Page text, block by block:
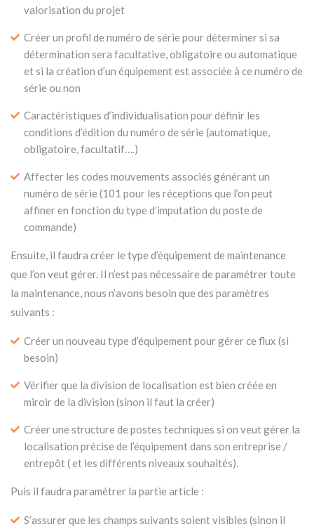
valorisation du projet
Créer un profil de numéro de série pour déterminer si sa
détermination sera facultative, obligatoire ou automatique
et si la création d’un équipement est associée à ce numéro de
série ou non
Caractéristiques d’individualisation pour définir les
conditions d’édition du numéro de série (automatique,
obligatoire, facultatif….)
Affecter les codes mouvements associés générant un
numéro de série (101 pour les réceptions que l’on peut
affiner en fonction du type d’imputation du poste de
commande)
Ensuite, il faudra créer le type d’équipement de maintenance
que l’on veut gérer. Il n’est pas nécessaire de paramétrer toute
la maintenance, nous n’avons besoin que des paramètres
suivants :
Créer un nouveau type d’équipement pour gérer ce flux (si
besoin)
Vérifier que la division de localisation est bien créée en
miroir de la division (sinon il faut la créer)
Créer une structure de postes techniques si on veut gérer la
localisation précise de l’équipement dans son entreprise /
entrepôt ( et les différents niveaux souhaités).
Puis il faudra paramétrer la partie article :
S’assurer que les champs suivants soient visibles (sinon il